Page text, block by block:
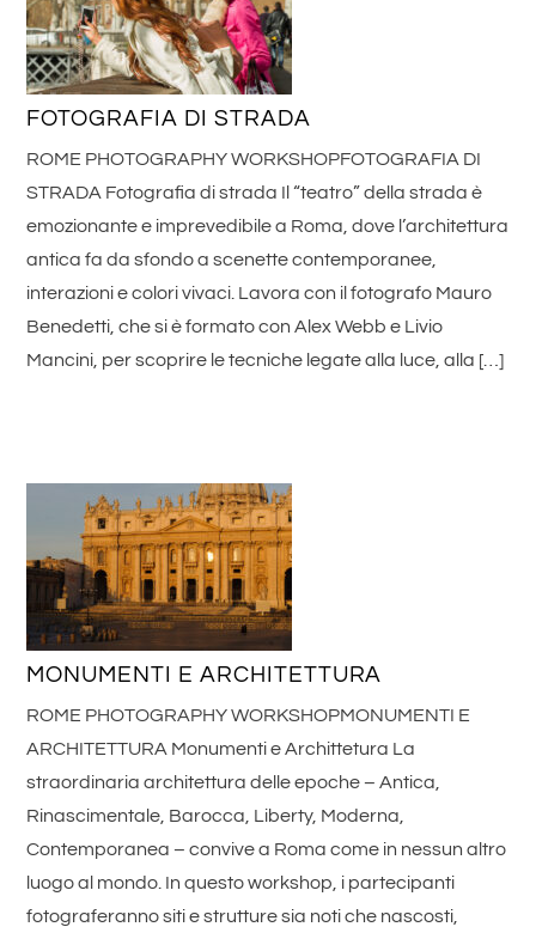
FOTOGRAFIA DI STRADA
ROME PHOTOGRAPHY WORKSHOPFOTOGRAFIA DI
STRADA Fotografia di strada Il “teatro” della strada è
emozionante e imprevedibile a Roma, dove l’architettura
antica fa da sfondo a scenette contemporanee,
interazioni e colori vivaci. Lavora con il fotografo Mauro
Benedetti, che si è formato con Alex Webb e Livio
Mancini, per scoprire le tecniche legate alla luce, alla […]
MONUMENTI E ARCHITETTURA
ROME PHOTOGRAPHY WORKSHOPMONUMENTI E
ARCHITETTURA Monumenti e Archittetura La
straordinaria architettura delle epoche – Antica,
Rinascimentale, Barocca, Liberty, Moderna,
Contemporanea – convive a Roma come in nessun altro
luogo al mondo. In questo workshop, i partecipanti
fotograferanno siti e strutture sia noti che nascosti,